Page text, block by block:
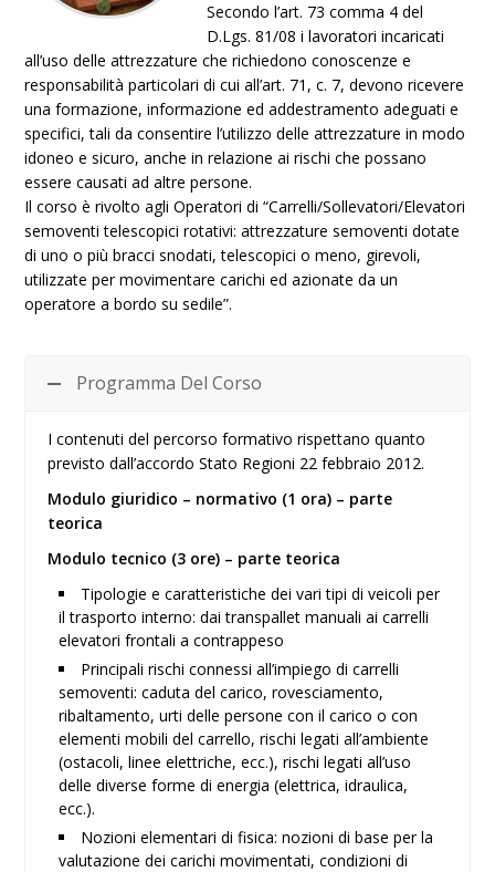
Secondo l’art. 73 comma 4 del
D.Lgs. 81/08 i lavoratori incaricati
all’uso delle attrezzature che richiedono conoscenze e
responsabilità particolari di cui all’art. 71, c. 7, devono ricevere
una formazione, informazione ed addestramento adeguati e
specifici, tali da consentire l’utilizzo delle attrezzature in modo
idoneo e sicuro, anche in relazione ai rischi che possano
essere causati ad altre persone.
Il corso è rivolto agli Operatori di “Carrelli/Sollevatori/Elevatori
semoventi telescopici rotativi: attrezzature semoventi dotate
di uno o più bracci snodati, telescopici o meno, girevoli,
utilizzate per movimentare carichi ed azionate da un
operatore a bordo su sedile”.
Programma Del Corso
I contenuti del percorso formativo rispettano quanto
previsto dall’accordo Stato Regioni 22 febbraio 2012.
Modulo giuridico – normativo (1 ora) – parte
teorica
Modulo tecnico (3 ore) – parte teorica
Tipologie e caratteristiche dei vari tipi di veicoli per
il trasporto interno: dai transpallet manuali ai carrelli
elevatori frontali a contrappeso
Principali rischi connessi all’impiego di carrelli
semoventi: caduta del carico, rovesciamento,
ribaltamento, urti delle persone con il carico o con
elementi mobili del carrello, rischi legati all’ambiente
(ostacoli, linee elettriche, ecc.), rischi legati all’uso
delle diverse forme di energia (elettrica, idraulica,
ecc.).
Nozioni elementari di fisica: nozioni di base per la
valutazione dei carichi movimentati, condizioni di